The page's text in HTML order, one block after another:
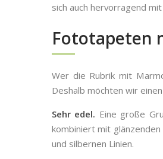
sich auch hervorragend
Fototapeten
Wer die Rubrik mit
Deshalb möchten wir
Sehr edel. Eine große
kombiniert mit
und silbernen Linien.